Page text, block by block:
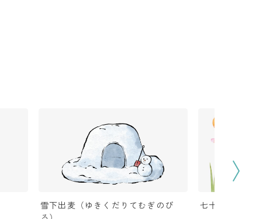
雪下出麦（ゆきくだりてむぎのび
七十二候カレンダー